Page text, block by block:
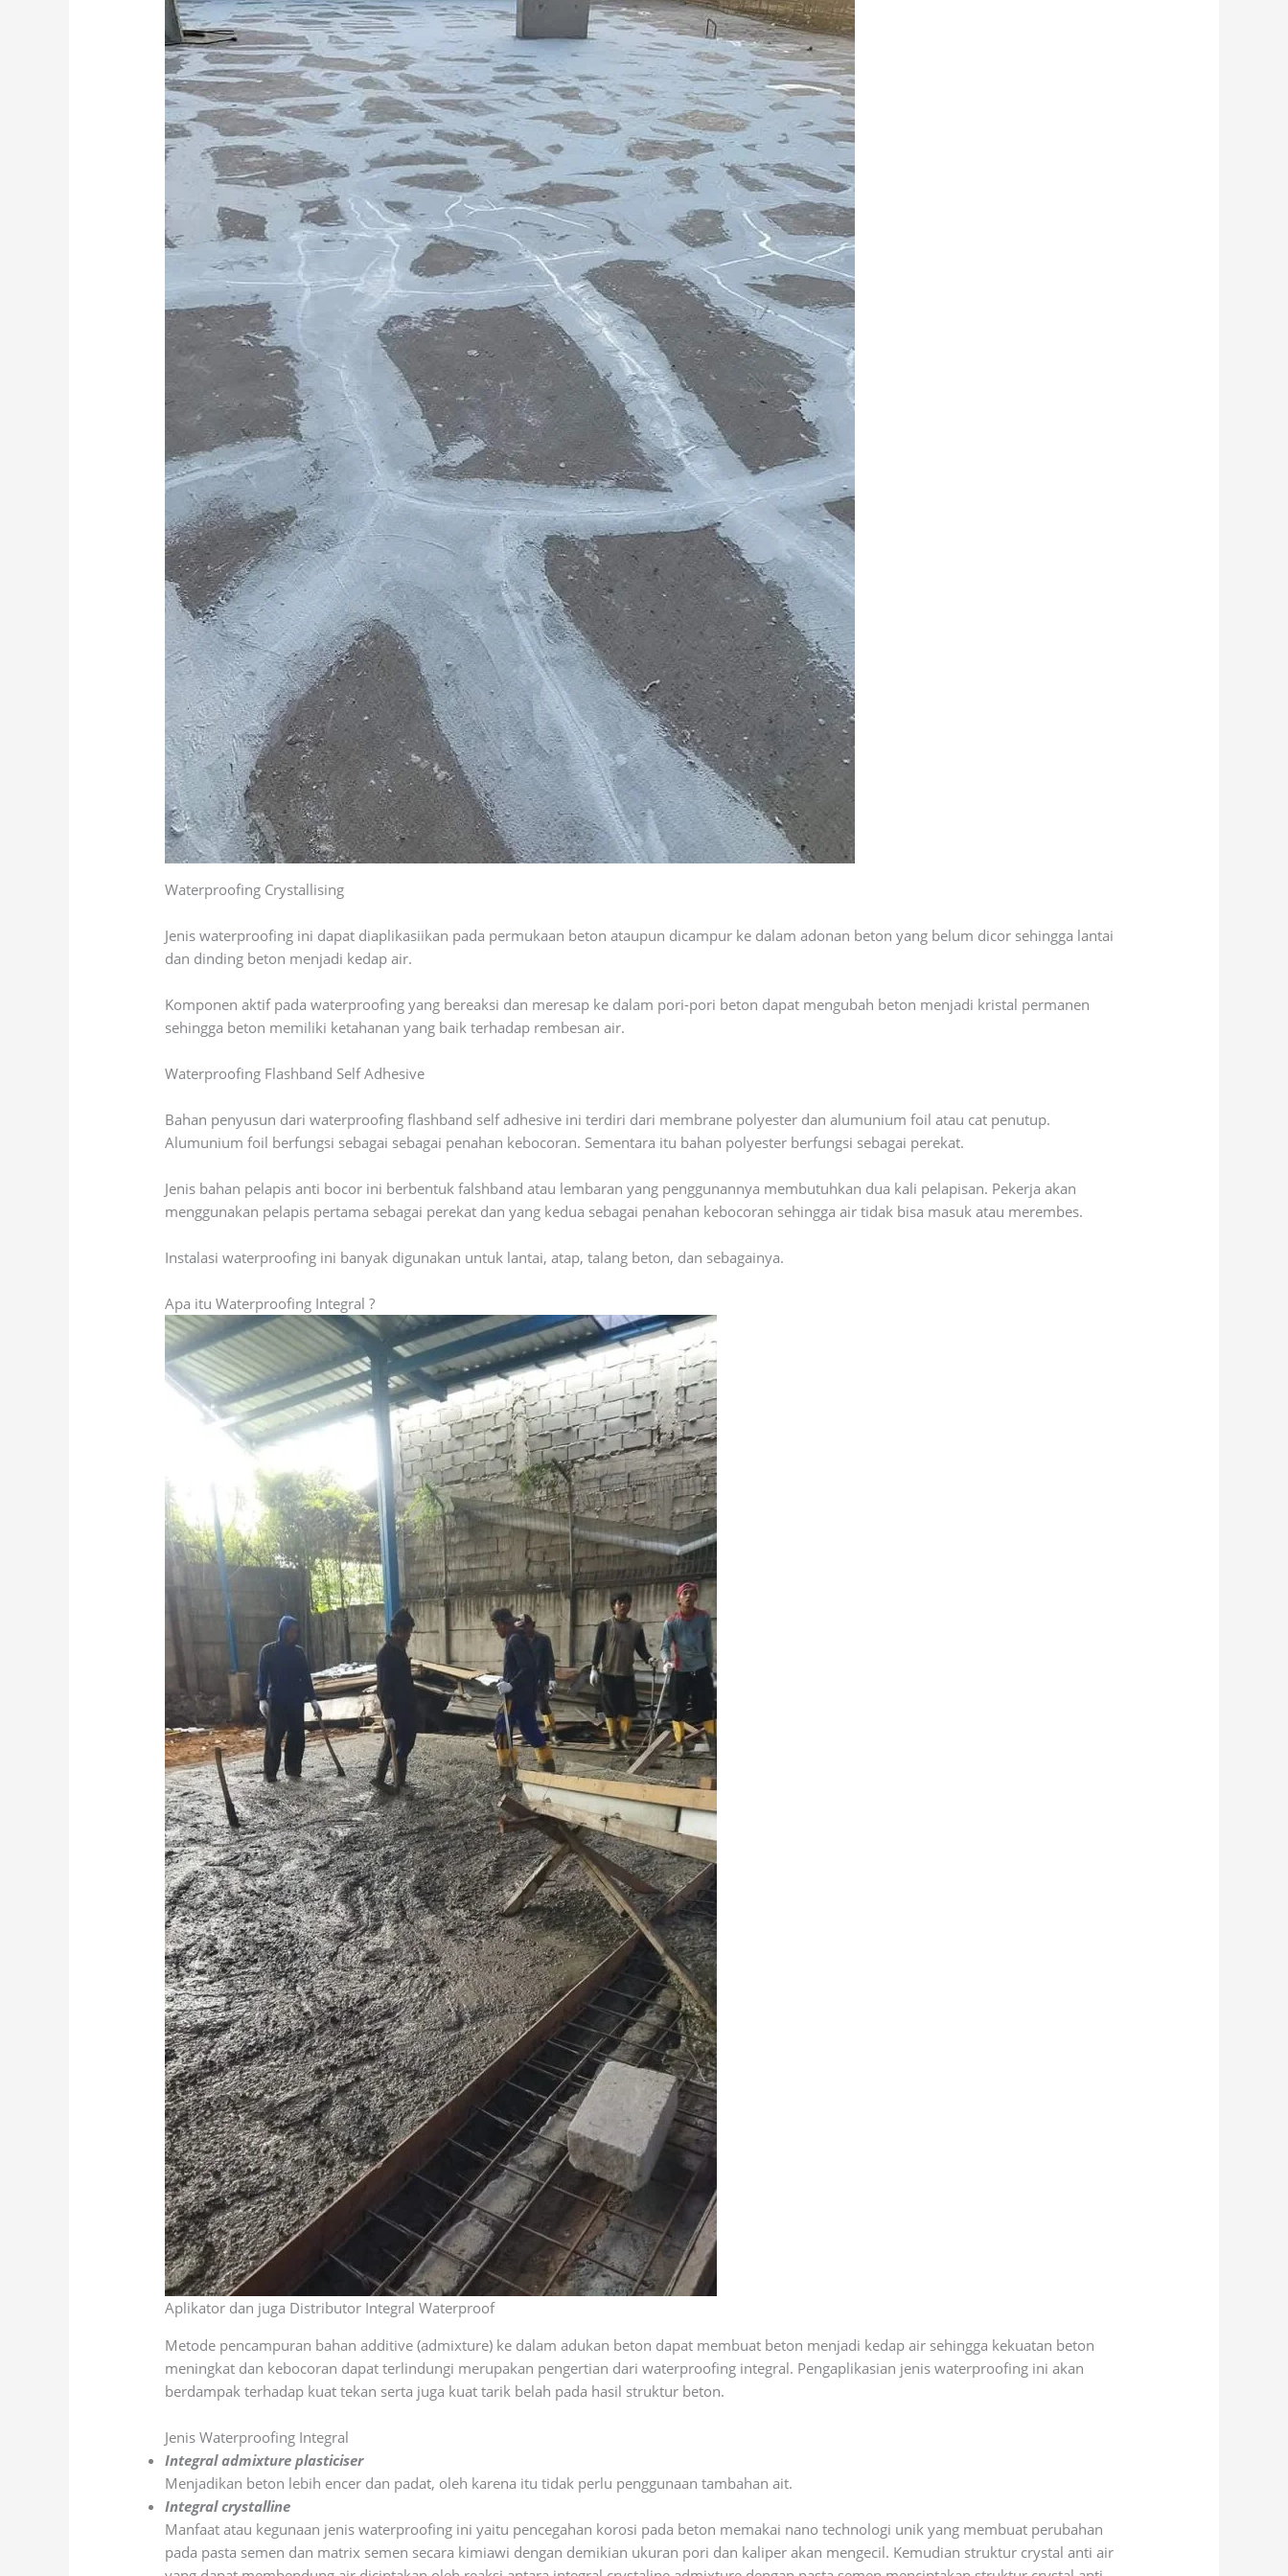
Waterproofing Crystallising
Jenis waterproofing ini dapat diaplikasiikan pada permukaan beton ataupun dicampur ke dalam adonan beton yang belum dicor sehingga lantai
dan dinding beton menjadi kedap air.
Komponen aktif pada waterproofing yang bereaksi dan meresap ke dalam pori-pori beton dapat mengubah beton menjadi kristal permanen
sehingga beton memiliki ketahanan yang baik terhadap rembesan air.
Waterproofing Flashband Self Adhesive
Bahan penyusun dari waterproofing flashband self adhesive ini terdiri dari membrane polyester dan alumunium foil atau cat penutup.
Alumunium foil berfungsi sebagai sebagai penahan kebocoran. Sementara itu bahan polyester berfungsi sebagai perekat.
Jenis bahan pelapis anti bocor ini berbentuk falshband atau lembaran yang penggunannya membutuhkan dua kali pelapisan. Pekerja akan
menggunakan pelapis pertama sebagai perekat dan yang kedua sebagai penahan kebocoran sehingga air tidak bisa masuk atau merembes.
Instalasi waterproofing ini banyak digunakan untuk lantai, atap, talang beton, dan sebagainya.
Apa itu Waterproofing Integral ?
Aplikator dan juga Distributor Integral Waterproof
Metode pencampuran bahan additive (admixture) ke dalam adukan beton dapat membuat beton menjadi kedap air sehingga kekuatan beton
meningkat dan kebocoran dapat terlindungi merupakan pengertian dari waterproofing integral. Pengaplikasian jenis waterproofing ini akan
berdampak terhadap kuat tekan serta juga kuat tarik belah pada hasil struktur beton.
Jenis Waterproofing Integral
Integral admixture plasticiser
Menjadikan beton lebih encer dan padat, oleh karena itu tidak perlu penggunaan tambahan ait.
Integral crystalline
Manfaat atau kegunaan jenis waterproofing ini yaitu pencegahan korosi pada beton memakai nano technologi unik yang membuat perubahan
pada pasta semen dan matrix semen secara kimiawi dengan demikian ukuran pori dan kaliper akan mengecil. Kemudian struktur crystal anti air